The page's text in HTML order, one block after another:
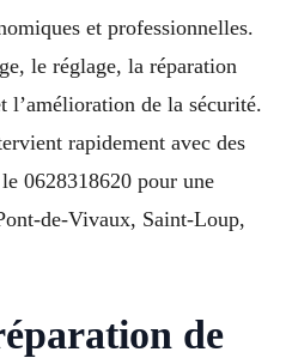
et professionnelles.
le réglage, la réparation
l’amélioration de la sécurité.
rapidement avec des
0628318620 pour une
de-Vivaux, Saint-Loup,
de